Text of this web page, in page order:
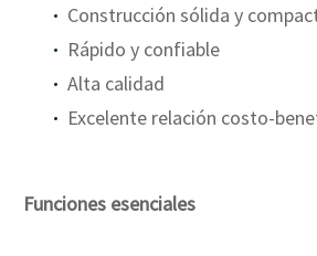
Construcción sólida y
Rápido y confiable
Alta calidad
Excelente relación costo-
Funciones esenciales